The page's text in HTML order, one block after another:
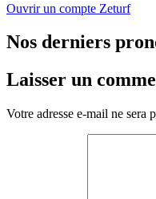
Ouvrir un compte Zeturf
Nos derniers
Laisser un
Votre adresse e-mail ne sera